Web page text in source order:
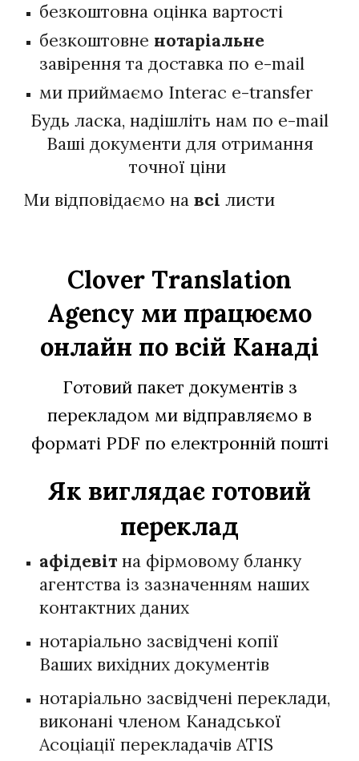
безкоштовна оцінка вартості
безкоштовне нотаріальне
завірення та доставка по e-mail
ми приймаємо Interac e-transfer
Будь ласка, надішліть нам по e-mail
Ваші документи для отримання
точної ціни
Ми відповідаємо навсілисти
Clover Translation
Agency ми працюємо
онлайн по всій Канаді
Готовий пакет документів з
перекладом ми відправляємо в
форматі PDF по електронній пошті
Як виглядає готовий
переклад
афідевітна фірмовому бланку
агентства із зазначенням наших
контактних даних
нотаріально засвідчені копії
Ваших вихідних документів
нотаріально засвідчені переклади,
виконані членом Канадської
Асоціації перекладачів ATIS